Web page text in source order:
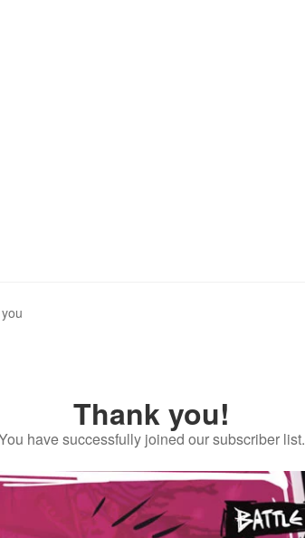
Thank you!
have successfully joined our subscriber list.